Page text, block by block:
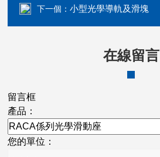
下一個：小型光學導軌及滑塊
在線留言
留言框
產品：
您的單位：